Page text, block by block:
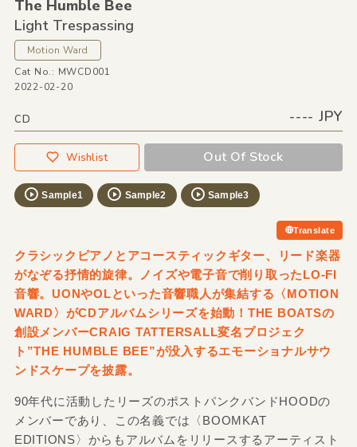
The Humble Bee
Light Trespassing
Motion Ward
Cat No.: MWCD001
2022-02-20
CD ---- JPY
Wishlist Out Of Stock
Sample1 Sample2 Sample3
Translate
クラシックピアノとアコースティックギター、リード楽器
がなぞる抒情的旋律。ノイズや電子音で削り取ったLO-FI
音響。UONやOLといった音響職人が集結する〈MOTION
WARD〉がCDアルバムシリーズを始動！THE BOATSの
創設メンバーCRAIG TATTERSALL変名プロジェク
ト”THE HUMBLE BEE”が没入するエモーショナルサウ
ンドスケープを披露。
90年代に活動したリーズのポストパンクバンドHOODの
メンバーであり、この名義では〈BOOMKAT
EDITIONS〉からもアルバムをリリースするアーティスト